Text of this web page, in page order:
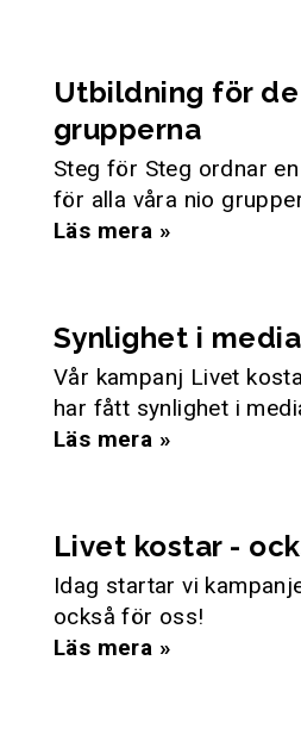
Utbildning för
grupperna
Steg för Steg ordnar
för alla våra nio
Läs mera »
Synlighet i
Vår kampanj Livet
har fått synlighet i
Läs mera »
Livet kostar -
Idag startar vi
också för oss!
Läs mera »